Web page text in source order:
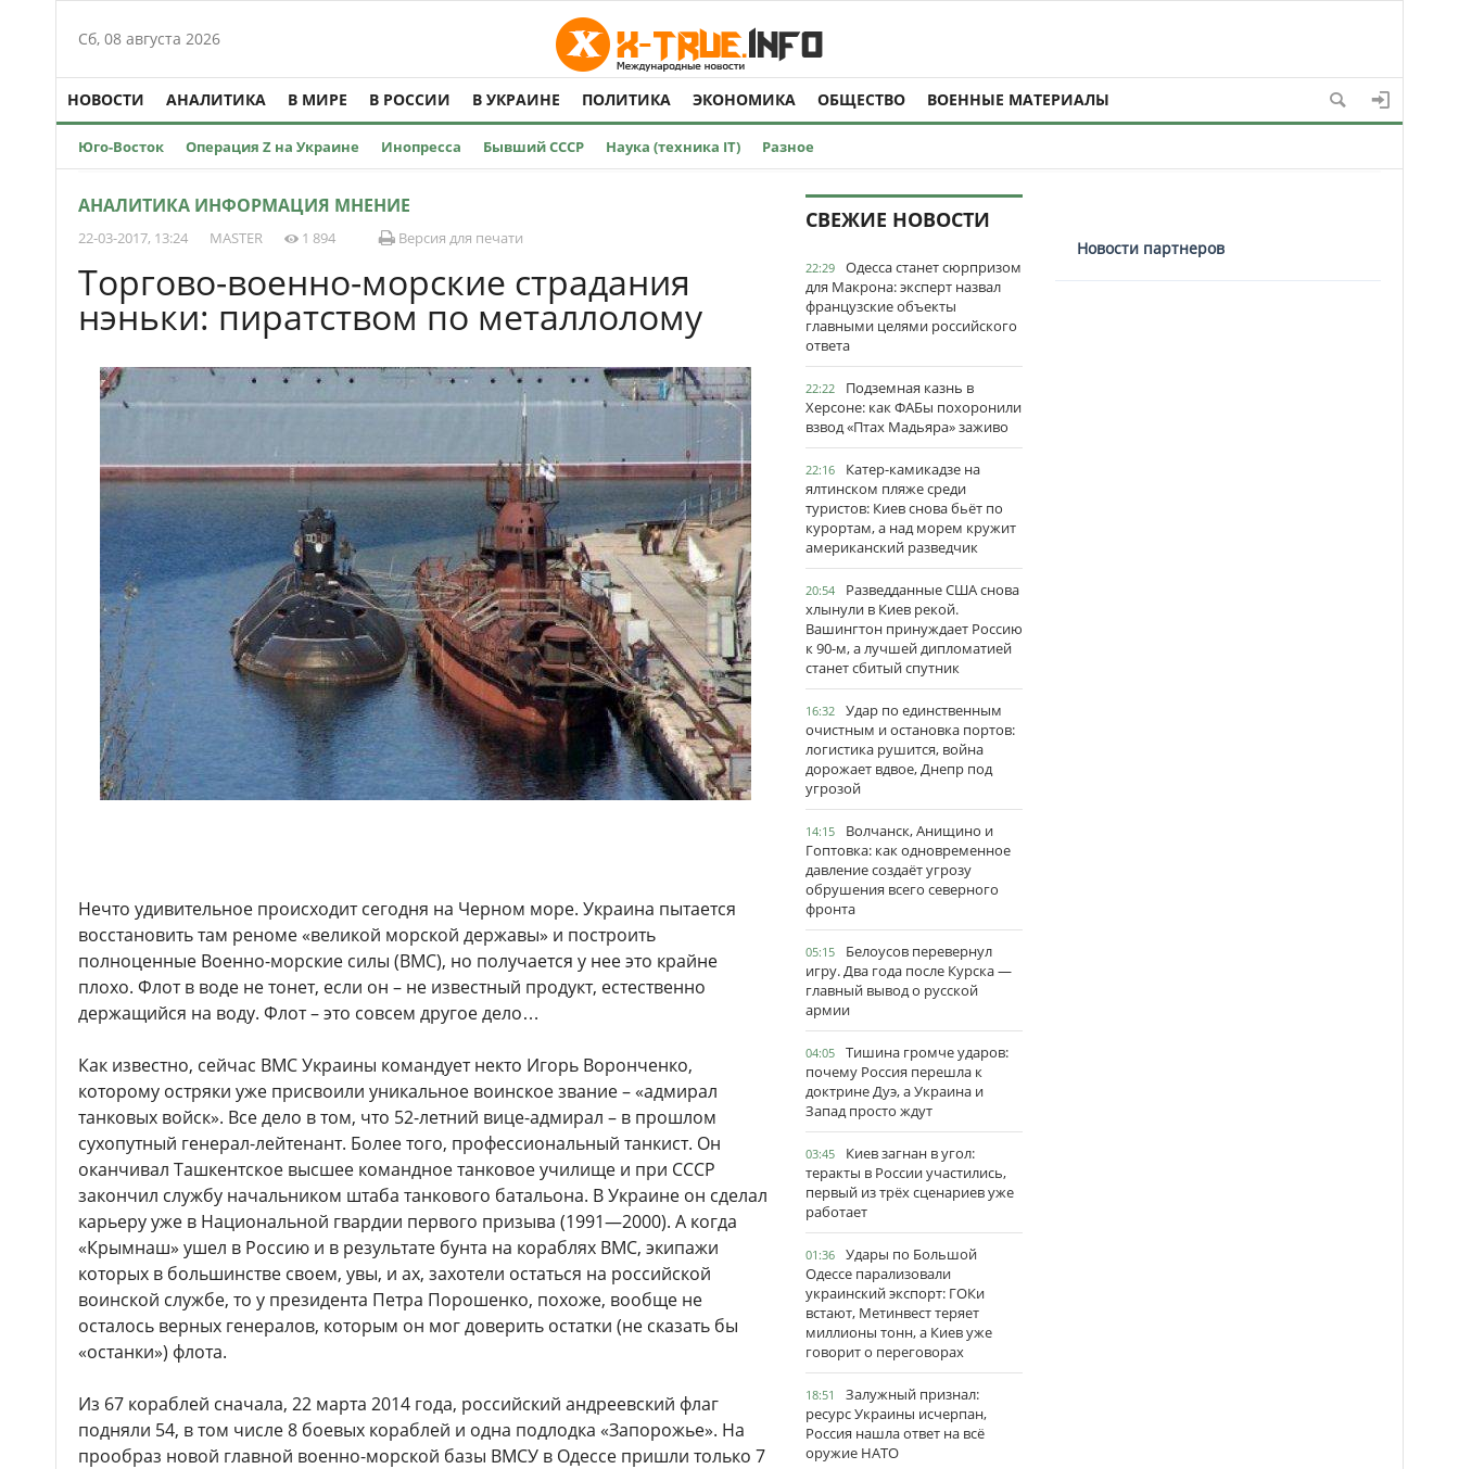
Сб, 08 августа 2026
НОВОСТИ АНАЛИТИКА В МИРЕ В РОССИИ В УКРАИНЕ ПОЛИТИКА ЭКОНОМИКА ОБЩЕСТВО ВОЕННЫЕ МАТЕРИАЛЫ
Юго-Восток Операция Z на Украине Инопресса Бывший СССР Наука (техника IT) Разное
АНАЛИТИКА ИНФОРМАЦИЯ МНЕНИЕ
22-03-2017, 13:24 MASTER 1 894 Версия для печати
Торгово-военно-морские страдания
нэньки: пиратством по металлолому
Нечто удивительное происходит сегодня на Черном море. Украина пытается
восстановить там реноме «великой морской державы» и построить
полноценные Военно-морские силы (ВМС), но получается у нее это крайне
плохо. Флот в воде не тонет, если он – не известный продукт, естественно
держащийся на воду. Флот – это совсем другое дело…
Как известно, сейчас ВМС Украины командует некто Игорь Воронченко,
которому остряки уже присвоили уникальное воинское звание – «адмирал
танковых войск». Все дело в том, что 52-летний вице-адмирал – в прошлом
сухопутный генерал-лейтенант. Более того, профессиональный танкист. Он
оканчивал Ташкентское высшее командное танковое училище и при СССР
закончил службу начальником штаба танкового батальона. В Украине он сделал
карьеру уже в Национальной гвардии первого призыва (1991—2000). А когда
«Крымнаш» ушел в Россию и в результате бунта на кораблях ВМС, экипажи
которых в большинстве своем, увы, и ах, захотели остаться на российской
воинской службе, то у президента Петра Порошенко, похоже, вообще не
осталось верных генералов, которым он мог доверить остатки (не сказать бы
«останки») флота.
Из 67 кораблей сначала, 22 марта 2014 года, российский андреевский флаг
подняли 54, в том числе 8 боевых кораблей и одна подлодка «Запорожье». На
прообраз новой главной военно-морской базы ВМСУ в Одессе пришли только 7
СВЕЖИЕ НОВОСТИ
22:29
Одесса станет сюрпризом
для Макрона: эксперт назвал
французские объекты
главными целями российского
ответа
22:22
Подземная казнь в
Херсоне: как ФАБы похоронили
взвод «Птах Мадьяра» заживо
22:16
Катер-камикадзе на
ялтинском пляже среди
туристов: Киев снова бьёт по
курортам, а над морем кружит
американский разведчик
20:54
Разведданные США снова
хлынули в Киев рекой.
Вашингтон принуждает Россию
к 90-м, а лучшей дипломатией
станет сбитый спутник
16:32
Удар по единственным
очистным и остановка портов:
логистика рушится, война
дорожает вдвое, Днепр под
угрозой
14:15
Волчанск, Анищино и
Гоптовка: как одновременное
давление создаёт угрозу
обрушения всего северного
фронта
05:15
Белоусов перевернул
игру. Два года после Курска —
главный вывод о русской
армии
04:05
Тишина громче ударов:
почему Россия перешла к
доктрине Дуэ, а Украина и
Запад просто ждут
03:45
Киев загнан в угол:
теракты в России участились,
первый из трёх сценариев уже
работает
01:36
Удары по Большой
Одессе парализовали
украинский экспорт: ГОКи
встают, Метинвест теряет
миллионы тонн, а Киев уже
говорит о переговорах
18:51
Залужный признал:
ресурс Украины исчерпан,
Россия нашла ответ на всё
оружие НАТО
Новости партнеров